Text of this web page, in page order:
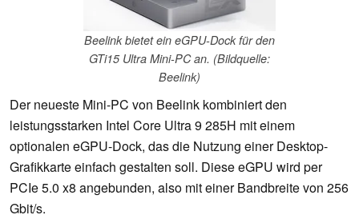
Beelink bietet ein eGPU-Dock für den
GTi15 Ultra Mini-PC an. (Bildquelle:
Beelink)
Der neueste Mini-PC von Beelink kombiniert den
leistungsstarken Intel Core Ultra 9 285H mit einem
optionalen eGPU-Dock, das die Nutzung einer Desktop-
Grafikkarte einfach gestalten soll. Diese eGPU wird per
PCIe 5.0 x8 angebunden, also mit einer Bandbreite von 256
Gbit/s.